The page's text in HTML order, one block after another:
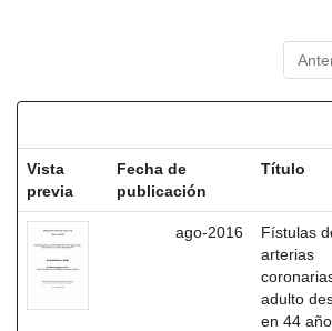
Vista
previa
Fecha de
publicación
Título
ago-2016
Fístulas
arterias
adulto
en 44